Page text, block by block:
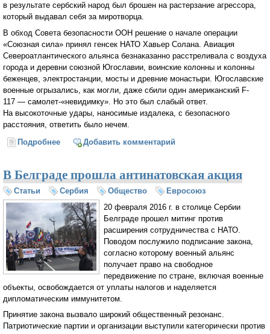
в результате сербский народ был брошен на растерзание агрессора,
который выдавал себя за миротворца.
В обход Совета безопасности ООН решение о начале операции
«Союзная сила» принял генсек НАТО Хавьер Солана. Авиация
Североатлантического альянса безнаказанно расстреливала с воздуха
города и деревни союзной Югославии, воинские колонны и колонны
беженцев, электростанции, мосты и древние монастыри. Югославские
военные огрызались, как могли, даже сбили один американский F-
117 — самолет-«невидимку». Но это был слабый ответ.
На высокоточные удары, наносимые издалека, с безопасного
расстояния, ответить было нечем.
Подробнее о «Гуманитарные» бомбардировки начались с
Добавить комментарий
В Белграде прошла антинатовская акция
Статьи Сербия Общество
Евросоюз
20 февраля 2016 г. в столице Сербии
Белграде прошел митинг против
расширения сотрудничества с НАТО.
Поводом послужило подписание закона,
согласно которому военный альянс
получает право на свободное
передвижение по стране, включая военные
объекты, освобождается от уплаты налогов и наделяется
дипломатическим иммунитетом.
Принятие закона вызвало широкий общественный резонанс.
Патриотические партии и организации выступили категорически против